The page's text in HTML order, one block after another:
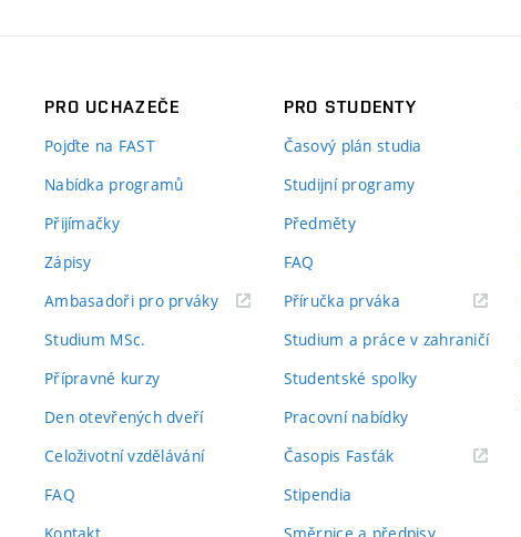
PRO UCHAZEČE
Pojďte na FAST
Nabídka programů
Přijímačky
Zápisy
Ambasadoři pro prváky(externí
Studium MSc.
Přípravné kurzy
Den otevřených dveří
Celoživotní vzdělávání
FAQ
Kontakt
PRO STUDENTY
Časový plán studia
Studijní programy
Předměty
FAQ
Příručka prváka(externí
Studium a práce v zahraničí
Studentské spolky
Pracovní nabídky
Časopis Fasťák(externí
Stipendia
Směrnice a předpisy